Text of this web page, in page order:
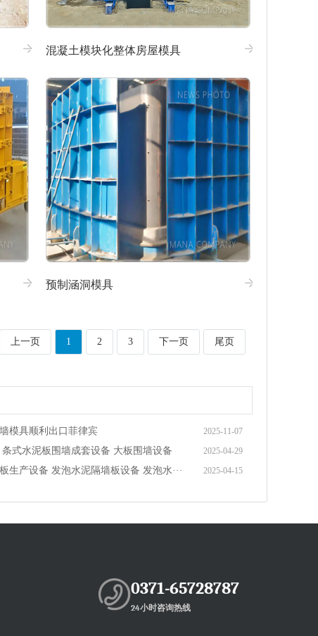
混凝土模块化整体房屋模具
预制涵洞模具
上一页 1 2 3 下一页 尾页
2025-11-07
模具顺利出口菲律宾
2025-04-29
式水泥板围墙成套设备 大板围墙设备
2025-04-15
生产设备 发泡水泥隔墙板设备 发泡水···
0371-65728787
24小时咨询热线